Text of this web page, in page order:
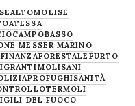
ALTOMOLISE
ATESSA
CAMPOBASSO
MESSER MARINO
FINANZAFORESTALE FURTO
MOLISANI
PROFUGHISANITÀ
TERMOLI
DEL FUOCO